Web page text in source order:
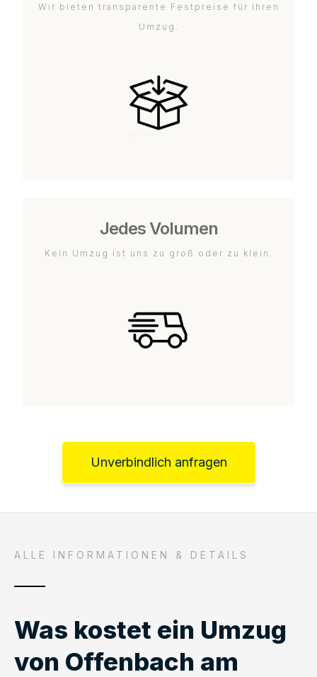
Wir bieten transparente Festpreise für Ihren
Umzug.
Jedes Volumen
Kein Umzug ist uns zu groß oder zu klein.
Unverbindlich anfragen
ALLE INFORMATIONEN & DETAILS
Was kostet ein Umzug
von Offenbach am